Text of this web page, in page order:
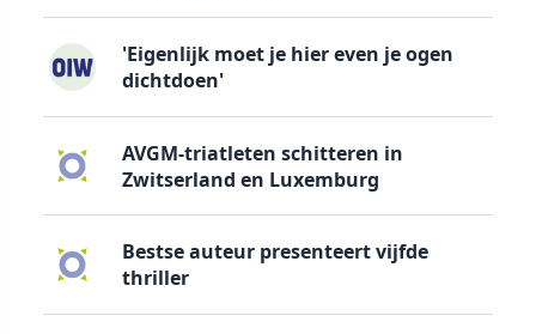
'Eigenlijk moet je hier even je ogen
dichtdoen'
AVGM-triatleten schitteren in
Zwitserland en Luxemburg
Bestse auteur presenteert vijfde
thriller